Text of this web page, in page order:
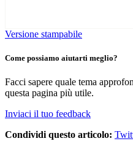
Versione stampabile
Come possiamo aiutarti meglio?
Facci sapere quale tema
questa pagina più utile.
Inviaci il tuo feedback
Condividi questo articolo: